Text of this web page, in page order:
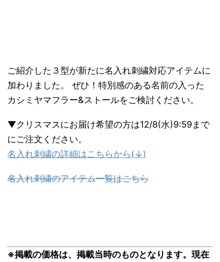
ご紹介した３型が新たに名入れ刺繍対応アイテムに
加わりました。 ぜひ！特別感のある名前の入った
カシミヤマフラー&ストールをご検討ください。
▼クリスマスにお届け希望の方は12/8(水)9:59まで
にご注文ください。
名入れ刺繍の詳細はこちらから(↓)
名入れ刺繍のアイテム一覧はこちら
※掲載の価格は、掲載当時のものとなります。現在